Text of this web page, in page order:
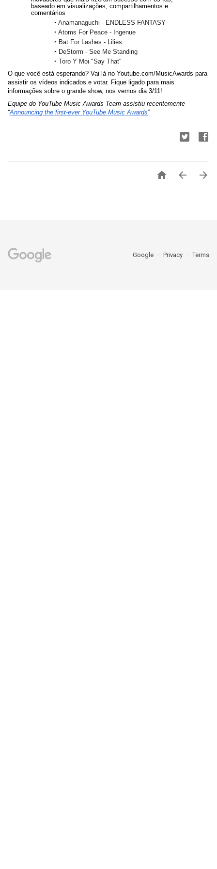
baseado em visualizações, compartilhamentos e
comentários
‣ Anamanaguchi - ENDLESS FANTASY
‣ Atoms For Peace - Ingenue
‣ Bat For Lashes - Lilies
‣ DeStorm - See Me Standing
‣ Toro Y Moi "Say That"
O que você está esperando? Vai lá no Youtube.com/MusicAwards para
assistir os vídeos indicados e votar. Fique ligado para mais
informações sobre o grande show, nos vemos dia 3/11!
Equipe do YouTube Music Awards Team assistiu recentemente
“Announcing the first-ever YouTube Music Awards”
  
Google Privacy Terms